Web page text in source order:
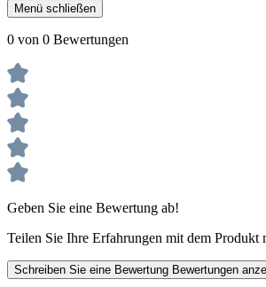
Menü schließen
0 von 0 Bewertungen
Geben Sie eine Bewertung ab!
Teilen Sie Ihre Erfahrungen mit dem Produkt
Schreiben Sie eine Bewertung Bewertungen